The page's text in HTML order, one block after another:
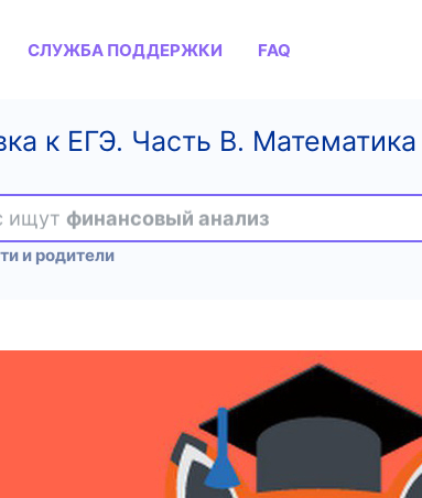
СЛУЖБА ПОДДЕРЖКИ FAQ
к ЕГЭ. Часть B. Математика
ищут финансовый анализ
и родители